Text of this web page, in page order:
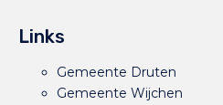
Links
Gemeente Druten
Gemeente Wijchen